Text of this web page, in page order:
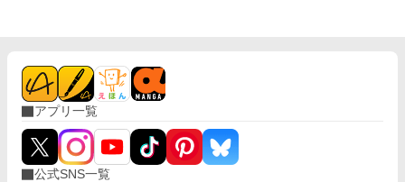
アプリ一覧
公式SNS一覧